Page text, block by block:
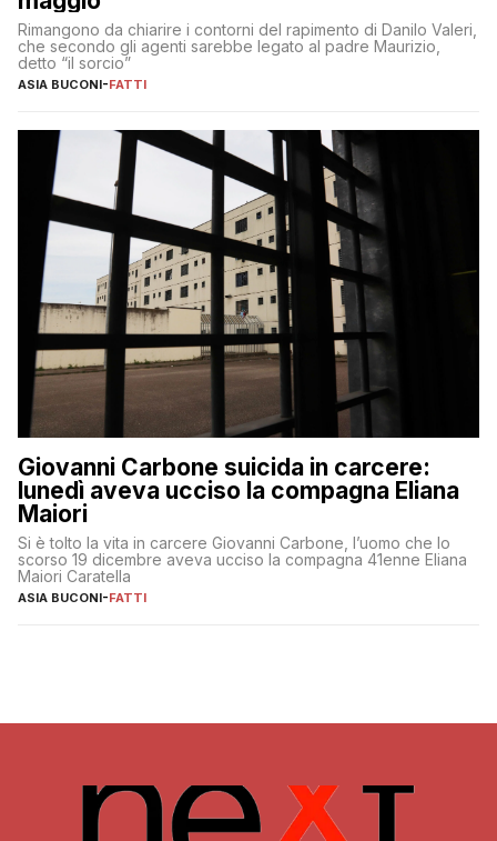
Rimangono da chiarire i contorni del rapimento di Danilo Valeri,
che secondo gli agenti sarebbe legato al padre Maurizio,
detto “il sorcio”
ASIA BUCONI-FATTI
Giovanni Carbone suicida in carcere:
lunedì aveva ucciso la compagna Eliana
Maiori
Si è tolto la vita in carcere Giovanni Carbone, l’uomo che lo
scorso 19 dicembre aveva ucciso la compagna 41enne Eliana
Maiori Caratella
ASIA BUCONI-FATTI